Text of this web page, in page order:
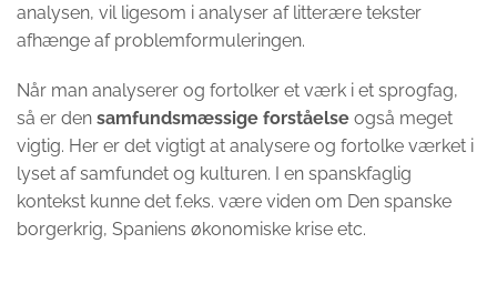
analysen, vil ligesom i analyser af litterære tekster
afhænge af problemformuleringen.
Når man analyserer og fortolker et værk i et sprogfag,
så er den samfundsmæssige forståelse også meget
vigtig. Her er det vigtigt at analysere og fortolke værket i
lyset af samfundet og kulturen. I en spanskfaglig
kontekst kunne det f.eks. være viden om Den spanske
borgerkrig, Spaniens økonomiske krise etc.